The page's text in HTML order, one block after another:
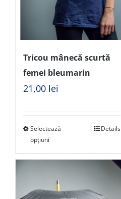
Tricou mânecă scurtă
femei bleumarin
21,00 lei
Selectează
opțiuni
Details